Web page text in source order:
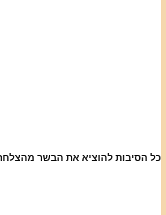
כל הסיבות להוציא את הבשר